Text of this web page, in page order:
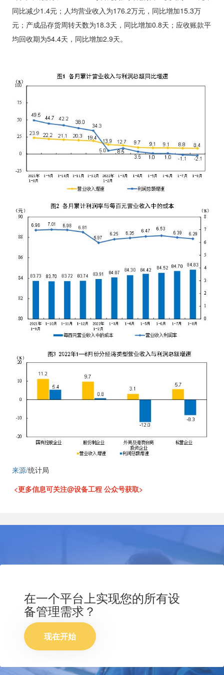
同比减少1.4元；人均营业收入为176.2万元，同比增加15.3万
元；产成品存货周转天数为18.3天，同比增加0.8天；应收账款平
均回收期为54.4天，同比增加2.9天。
来源/统计局
<更多信息可关注@设备工程 公众号获取>
在一个平台上实现您的所有设
备管理需求？
现在开始